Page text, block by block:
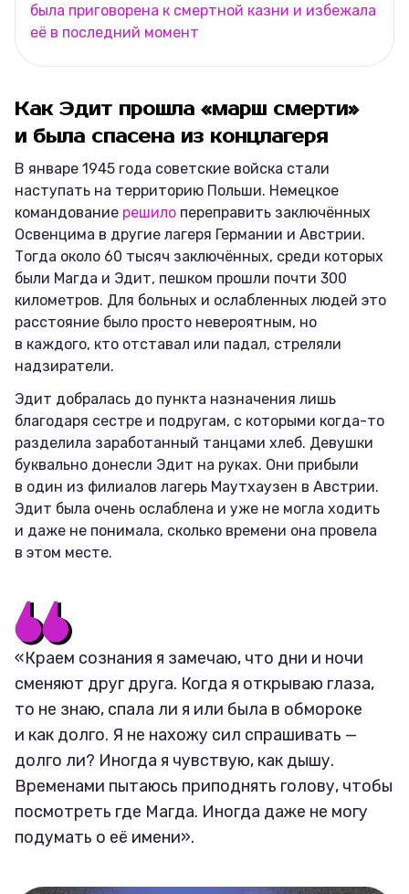
была приговорена к смертной казни и избежала
её в последний момент
Как Эдит прошла «марш смерти»
и была спасена из концлагеря
В январе 1945 года советские войска стали
наступать на территорию Польши. Немецкое
командование решило переправить заключённых
Освенцима в другие лагеря Германии и Австрии.
Тогда около 60 тысяч заключённых, среди которых
были Магда и Эдит, пешком прошли почти 300
километров. Для больных и ослабленных людей это
расстояние было просто невероятным, но
в каждого, кто отставал или падал, стреляли
надзиратели.
Эдит добралась до пункта назначения лишь
благодаря сестре и подругам, с которыми когда-то
разделила заработанный танцами хлеб. Девушки
буквально донесли Эдит на руках. Они прибыли
в один из филиалов лагерь Маутхаузен в Австрии.
Эдит была очень ослаблена и уже не могла ходить
и даже не понимала, сколько времени она провела
в этом месте.
«Краем сознания я замечаю, что дни и ночи
сменяют друг друга. Когда я открываю глаза,
то не знаю, спала ли я или была в обмороке
и как долго. Я не нахожу сил спрашивать —
долго ли? Иногда я чувствую, как дышу.
Временами пытаюсь приподнять голову, чтобы
посмотреть где Магда. Иногда даже не могу
подумать о её имени».